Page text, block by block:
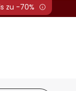
zu -70%